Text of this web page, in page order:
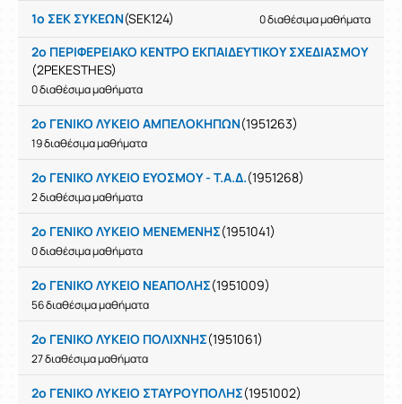
1ο ΣΕΚ ΣΥΚΕΩΝ(SEK124) 0 διαθέσιμα μαθήματα
2o ΠΕΡΙΦΕΡΕΙΑΚΟ ΚΕΝΤΡΟ ΕΚΠΑΙΔΕΥΤΙΚΟΥ ΣΧΕΔΙΑΣΜΟΥ
(2PEKESTHES)
0 διαθέσιμα μαθήματα
2ο ΓΕΝΙΚΟ ΛΥΚΕΙΟ ΑΜΠΕΛΟΚΗΠΩΝ(1951263)
19 διαθέσιμα μαθήματα
2ο ΓΕΝΙΚΟ ΛΥΚΕΙΟ ΕΥΟΣΜΟΥ - Τ.Α.Δ.(1951268)
2 διαθέσιμα μαθήματα
2ο ΓΕΝΙΚΟ ΛΥΚΕΙΟ ΜΕΝΕΜΕΝΗΣ(1951041)
0 διαθέσιμα μαθήματα
2ο ΓΕΝΙΚΟ ΛΥΚΕΙΟ ΝΕΑΠΟΛΗΣ(1951009)
56 διαθέσιμα μαθήματα
2ο ΓΕΝΙΚΟ ΛΥΚΕΙΟ ΠΟΛΙΧΝΗΣ(1951061)
27 διαθέσιμα μαθήματα
2ο ΓΕΝΙΚΟ ΛΥΚΕΙΟ ΣΤΑΥΡΟΥΠΟΛΗΣ(1951002)